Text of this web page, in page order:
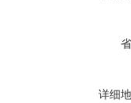
详细